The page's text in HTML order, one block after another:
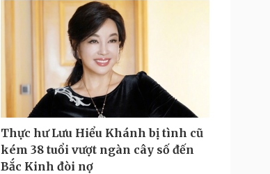
Thực hư Lưu Hiểu Khánh bị tình cũ
kém 38 tuổi vượt ngàn cây số đến
Bắc Kinh đòi nợ